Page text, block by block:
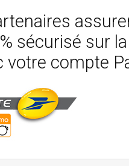
sécurisé sur
votre compte